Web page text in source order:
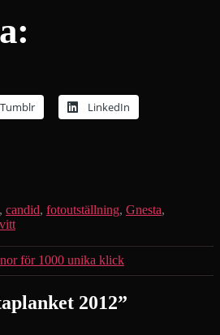
Tumblr LinkedIn
, candid, fotoutställning, Gnesta,
för 1000 unika klick
2012”